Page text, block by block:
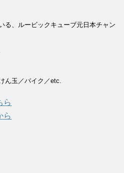
る、ルービックキューブ元日本チャン
ん玉／バイク／etc.
ら
ら